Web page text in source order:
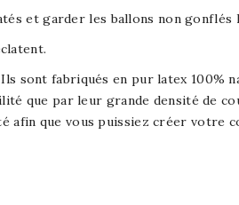
et garder les ballons non gonflés
sont fabriqués en pur latex 100%
que par leur grande densité de
afin que vous puissiez créer votre